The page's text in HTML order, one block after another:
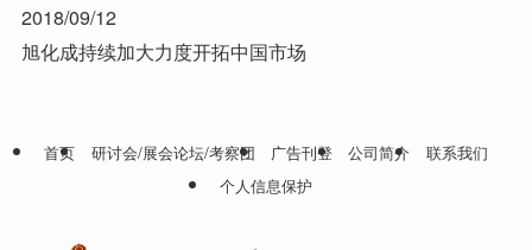
2018/09/12
旭化成持续加大力度开拓中国市场
首页 研讨会/展会论坛/考察团 广告刊登 公司简介
联系我们
个人信息保护